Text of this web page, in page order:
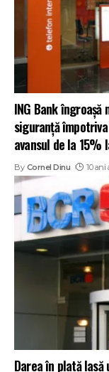
ING Bank
siguranță
avansul de la 15%
By Cornel Dinu 10 ani
Darea în plată